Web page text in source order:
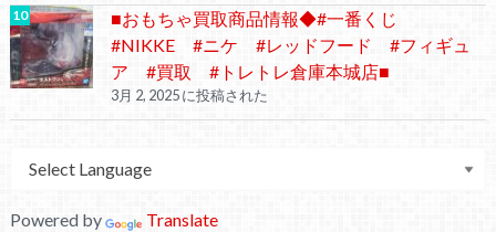
■おもちゃ買取商品情報◆#一番くじ
#NIKKE #ニケ #レッドフード #フィギュ
ア #買取 #トレトレ倉庫本城店■
3月 2, 2025 に投稿された
Powered by Translate